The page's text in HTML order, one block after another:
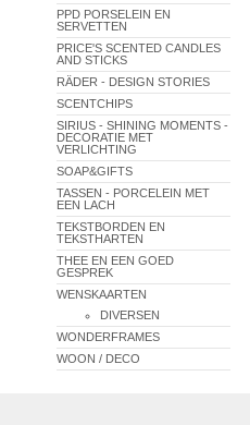
PPD PORSELEIN EN
SERVETTEN
PRICE'S SCENTED CANDLES
AND STICKS
RÄDER - DESIGN STORIES
SCENTCHIPS
SIRIUS - SHINING MOMENTS -
DECORATIE MET
VERLICHTING
SOAP&GIFTS
TASSEN - PORCELEIN MET
EEN LACH
TEKSTBORDEN EN
TEKSTHARTEN
THEE EN EEN GOED
GESPREK
WENSKAARTEN
DIVERSEN
WONDERFRAMES
WOON / DECO